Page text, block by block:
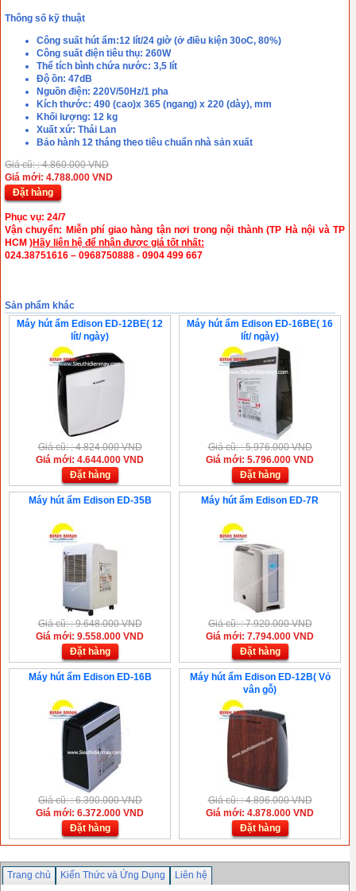
Thông số kỹ thuật
Công suất hút ẩm:12 lít/24 giờ (ở điều kiện 30oC, 80%)
Công suất điện tiêu thụ: 260W
Thể tích bình chứa nước: 3,5 lít
Độ ồn: 47dB
Nguồn điện: 220V/50Hz/1 pha
Kích thước: 490 (cao)x 365 (ngang) x 220 (dày), mm
Khối lượng: 12 kg
Xuất xứ: Thái Lan
Bảo hành 12 tháng theo tiêu chuẩn nhà sản xuất
Giá cũ: : 4.860.000 VND
Giá mới: 4.788.000 VND
Đặt hàng
Phục vụ: 24/7
Vận chuyển: Miễn phí giao hàng tận nơi trong nội thành (TP Hà nội và TP
HCM )Hãy liên hệ để nhận được giá tốt nhất:
024.38751616 – 0968750888 - 0904 499 667
Sản phẩm khác
Máy hút ẩm Edison ED-12BE( 12
lít/ ngày)
Giá cũ: : 4.824.000 VND
Giá mới: 4.644.000 VND
Đặt hàng
Máy hút ẩm Edison ED-16BE( 16
lít/ ngày)
Giá cũ: : 5.976.000 VND
Giá mới: 5.796.000 VND
Đặt hàng
Máy hút ẩm Edison ED-35B
Giá cũ: : 9.648.000 VND
Giá mới: 9.558.000 VND
Đặt hàng
Máy hút ẩm Edison ED-7R
Giá cũ: : 7.920.000 VND
Giá mới: 7.794.000 VND
Đặt hàng
Máy hút ẩm Edison ED-16B
Giá cũ: : 6.390.000 VND
Giá mới: 6.372.000 VND
Đặt hàng
Máy hút ẩm Edison ED-12B( Vỏ
vân gỗ)
Giá cũ: : 4.896.000 VND
Giá mới: 4.878.000 VND
Đặt hàng
Trang chủ Kiến Thức và Ứng Dụng Liên hệ